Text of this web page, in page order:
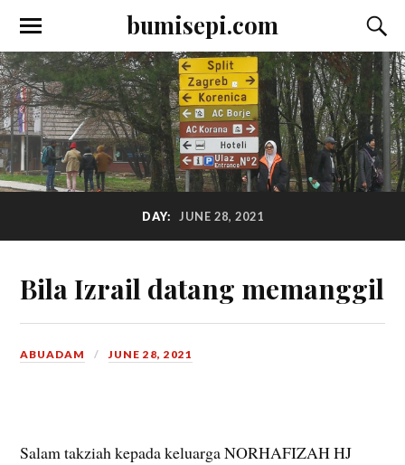
bumisepi.com
DAY: JUNE 28, 2021
Bila Izrail datang memanggil
ABUADAM JUNE 28, 2021
Salam takziah kepada keluarga NORHAFIZAH HJ